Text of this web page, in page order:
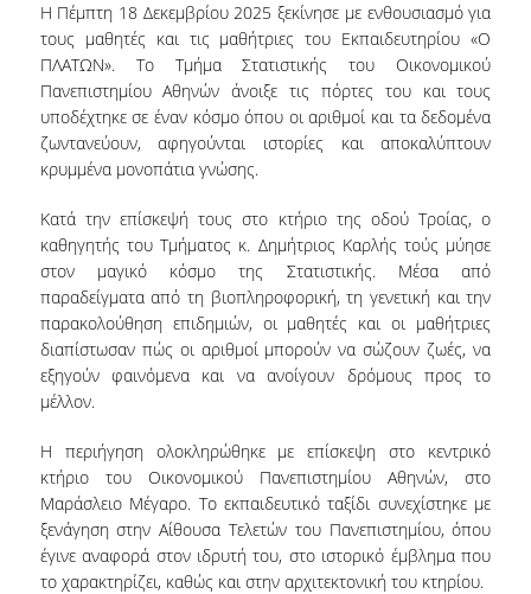
ΥΠΗΡΕΣΙΑ ΣΥΜΒΟΥΛΟΥ ΨΥΧΙΚΗΣ ΥΓΕΙΑΣ
CALENDARS
EVENT CALENDAR
CALENDAR ΕΡΓΑΣΤΗΡΙΟΥ ΑΝΤΩΝΙΑΔΟΥ
SOCIAL MEDIA
ΣΧΟΛΗ ΕΠΙΣΤΗΜΩΝ ΚΑΙ ΤΕΧΝΟΛΟΓΙΑΣ ΤΗΣ
ΠΛΗΡΟΦΟΡΙΑΣ
ΑΝΘΡΩΠΙΝΟ ΔΥΝΑΜΙΚΟ
ΜΕΛΗ ΔΕΠ
(Ε.ΔΙ.Π.)
ΕΙΔΙΚΟ ΤΕΧΝΙΚΟ ΕΡΓΑΣΤΗΡΙΑΚΟ ΠΡΟΣΩΠΙΚΟ
(Ε.Τ.Ε.Π)
ΔΙΟΙΚΗΤΙΚΟ ΠΡΟΣΩΠΙΚΟ
Η Πέμπτη 18 Δεκεμβρίου 2025 ξεκίνησε με ενθουσιασμό για
τους μαθητές και τις μαθήτριες του Εκπαιδευτηρίου «Ο
ΠΛΑΤΩΝ». Το Τμήμα Στατιστικής του Οικονομικού
Πανεπιστημίου Αθηνών άνοιξε τις πόρτες του και τους
υποδέχτηκε σε έναν κόσμο όπου οι αριθμοί και τα δεδομένα
ζωντανεύουν, αφηγούνται ιστορίες και αποκαλύπτουν
κρυμμένα μονοπάτια γνώσης.
Κατά την επίσκεψή τους στο κτήριο της οδού Τροίας, ο
καθηγητής του Τμήματος κ. Δημήτριος Καρλής τούς μύησε
στον μαγικό κόσμο της Στατιστικής. Μέσα από
παραδείγματα από τη βιοπληροφορική, τη γενετική και την
παρακολούθηση επιδημιών, οι μαθητές και οι μαθήτριες
διαπίστωσαν πώς οι αριθμοί μπορούν να σώζουν ζωές, να
εξηγούν φαινόμενα και να ανοίγουν δρόμους προς το
μέλλον.
Η περιήγηση ολοκληρώθηκε με επίσκεψη στο κεντρικό
κτήριο του Οικονομικού Πανεπιστημίου Αθηνών, στο
Μαράσλειο Μέγαρο. Το εκπαιδευτικό ταξίδι συνεχίστηκε με
ξενάγηση στην Αίθουσα Τελετών του Πανεπιστημίου, όπου
έγινε αναφορά στον ιδρυτή του, στο ιστορικό έμβλημα που
το χαρακτηρίζει, καθώς και στην αρχιτεκτονική του κτηρίου.